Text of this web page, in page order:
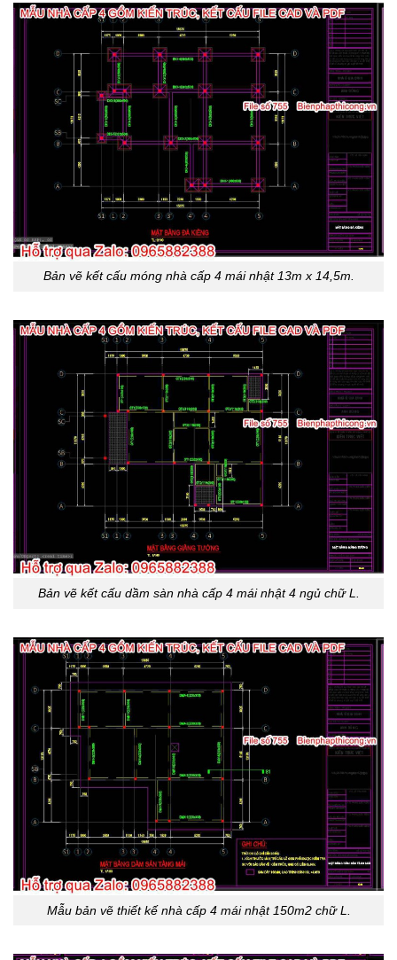
Bản vẽ kết cấu móng nhà cấp 4 mái nhật 13m x 14,5m.
Bản vẽ kết cấu dầm sàn nhà cấp 4 mái nhật 4 ngủ chữ L.
Mẫu bản vẽ thiết kế nhà cấp 4 mái nhật 150m2 chữ L.